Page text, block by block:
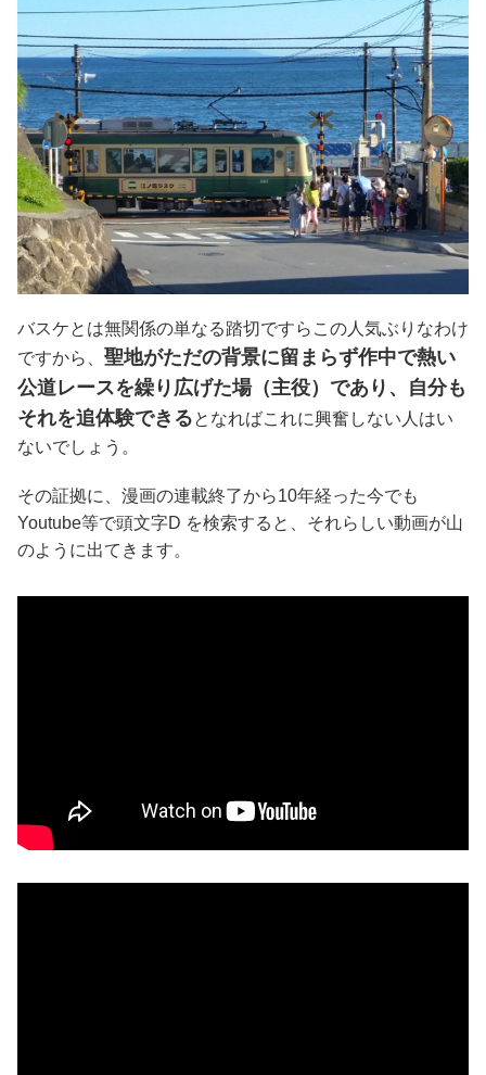
バスケとは無関係の単なる踏切ですらこの人気ぶりなわけ
ですから、 聖地がただの背景に留まらず作中で熱い
公道レースを繰り広げた場（主役）であり、自分も
それを追体験できるとなればこれに興奮しない人はい
ないでしょう。
その証拠に、漫画の連載終了から10年経った今でも
Youtube等で頭文字D を検索すると、それらしい動画が山
のように出てきます。